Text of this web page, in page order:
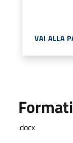
VAI ALLA
.docx